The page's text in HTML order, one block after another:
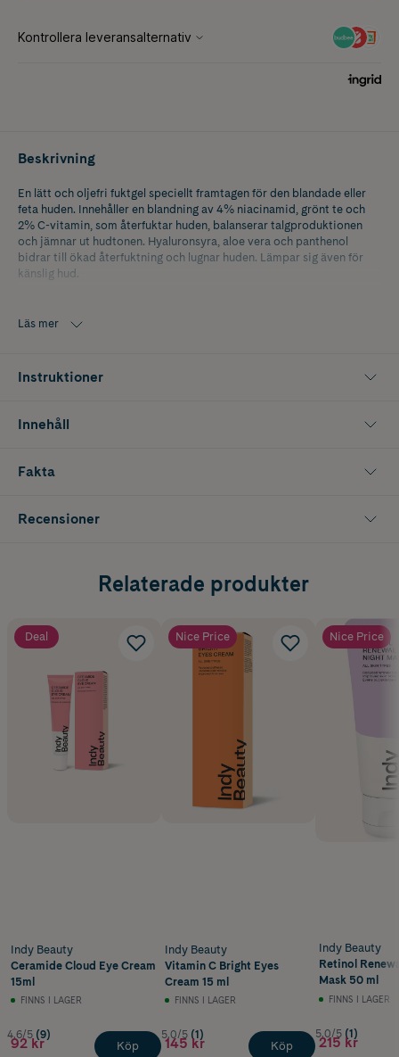
Beskrivning
En lätt och oljefri fuktgel speciellt framtagen för den blandade eller
feta huden. Innehåller en blandning av 4% niacinamid, grönt te och
2% C-vitamin, som återfuktar huden, balanserar talgproduktionen
och jämnar ut hudtonen. Hyaluronsyra, aloe vera och panthenol
bidrar till ökad återfuktning och lugnar huden. Lämpar sig även för
känslig hud.
Läs mer
Instruktioner
Innehåll
Fakta
Recensioner
Relaterade produkter
Deal
Indy Beauty
Ceramide Cloud Eye Cream
15ml
FINNS I LAGER
4.6/5 (9)
92 kr Köp
Nice Price
Indy Beauty
Vitamin C Bright Eyes
Cream 15 ml
FINNS I LAGER
5.0/5 (1)
145 kr Köp
Nice Price
Indy Beauty
Retinol
Mask 50 ml
FINNS I LAGER
5.0/5 (1)
215 kr